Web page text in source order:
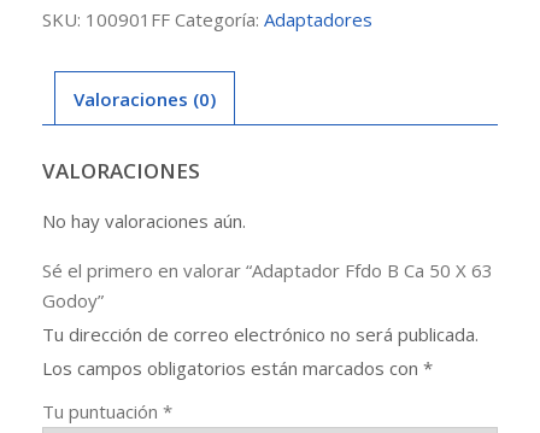
50
63
Godoy
SKU: 100901FF Categoría: Adaptadores
Valoraciones (0)
VALORACIONES
No hay valoraciones aún.
Sé el primero en valorar “Adaptador Ffdo B Ca 50 X 63
Godoy”
Tu dirección de correo electrónico no será publicada.
Los campos obligatorios están marcados con *
Tu puntuación *